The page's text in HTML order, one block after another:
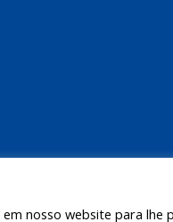
nosso website para